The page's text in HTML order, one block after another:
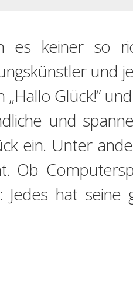
es keiner so
und
Glück!“
und
ein. Unter
Ob
hat seine